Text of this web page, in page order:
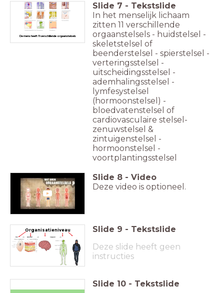
De mens heeft 11 verschillende orgaanstelsels
Slide 7 - Tekstslide
In het menselijk lichaam
zitten 11 verschillende
orgaanstelsels - huidstelsel -
skeletstelsel of
beenderstelsel - spierstelsel -
verteringsstelsel -
uitscheidingsstelsel -
ademhalingsstelsel -
lymfesystelsel
(hormoonstelsel) -
bloedvatenstelsel of
cardiovasculaire stelsel-
zenuwstelsel &
zintuigenstelsel -
hormoonstelsel -
voortplantingsstelsel
Slide 8 - Video
Deze video is optioneel.
Organisatieniveau
Cel --> weefsel --> orgaan -->
orgaanstelsel --> organisme
Slide 9 - Tekstslide
Deze slide heeft geen
instructies
Slide 10 - Tekstslide